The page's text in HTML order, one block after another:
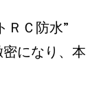
ＲＣ防水”
になり、本